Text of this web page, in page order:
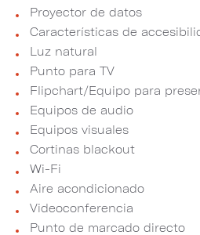
Proyector de datos
Características de
Luz natural
Punto para TV
Flipchart/Equipo para
Equipos de audio
Equipos visuales
Cortinas blackout
Wi-Fi
Aire acondicionado
Videoconferencia
Punto de marcado directo